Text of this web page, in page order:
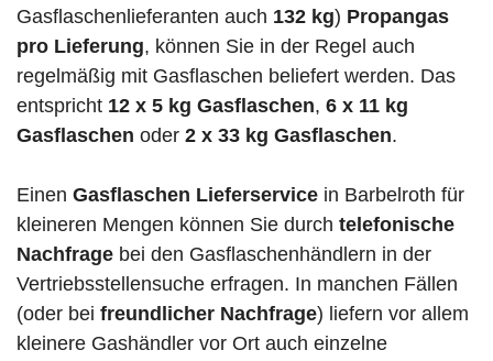
Gasflaschenlieferanten auch 132 kg) Propangas
pro Lieferung, können Sie in der Regel auch
regelmäßig mit Gasflaschen beliefert werden. Das
entspricht 12 x 5 kg Gasflaschen, 6 x 11 kg
Gasflaschen oder 2 x 33 kg Gasflaschen.
Einen Gasflaschen Lieferservice in Barbelroth für
kleineren Mengen können Sie durch telefonische
Nachfrage bei den Gasflaschenhändlern in der
Vertriebsstellensuche erfragen. In manchen Fällen
(oder bei freundlicher Nachfrage) liefern vor allem
kleinere Gashändler vor Ort auch einzelne